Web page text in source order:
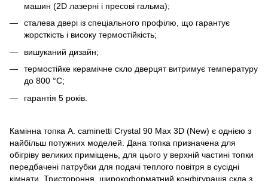
машин (2D лазерні і пресові гальма);
сталева двері із спеціального профілю, що гарантує
жорсткість і високу термостійкість;
вишуканий дизайн;
термостійке керамічне скло дверцят витримує температуру
до 800 °C;
гарантія 5 років.
Камінна топка A. caminetti Crystal 90 Max 3D (New) є однією з
найбільш потужних моделей. Дана топка призначена для
обігріву великих приміщень, для цього у верхній частині топки
передбачені патрубки для подачі теплого повітря в сусідні
кімнати. Тристороння, широкоформатний конфігурація скла з